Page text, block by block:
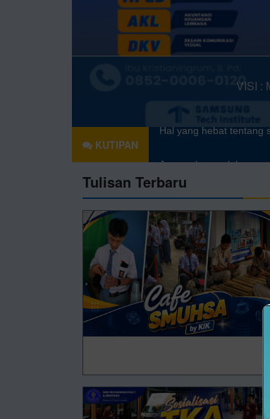
KUTIPAN
Jangan lupa selalu
Tulisan Terbaru